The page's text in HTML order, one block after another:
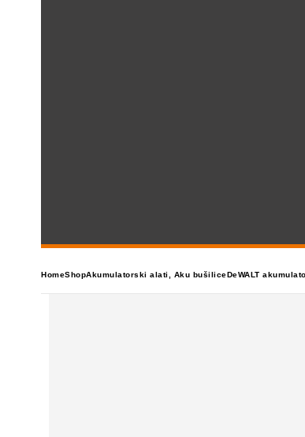
HomeShopAkumulatorski alati, Aku bušiliceDeWALT